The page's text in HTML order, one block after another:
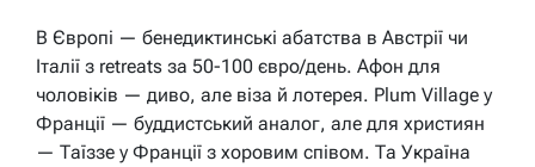
В Європі — бенедиктинські абатства в Австрії чи
Італії з retreats за 50-100 євро/день. Афон для
чоловіків — диво, але віза й лотерея. Plum Village у
Франції — буддистський аналог, але для християн
— Таїззе у Франції з хоровим співом. Та Україна